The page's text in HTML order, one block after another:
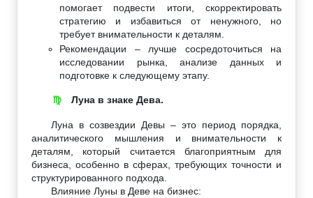
помогает подвести итоги, скорректировать
стратегию и избавиться от ненужного, но
требует внимательности к деталям.
Рекомендации – лучше сосредоточиться на
исследовании рынка, анализе данных и
подготовке к следующему этапу.
♍ Луна в знаке Дева.
Луна в созвездии Девы – это период порядка,
аналитического мышления и внимательности к
деталям, который считается благоприятным для
бизнеса, особенно в сферах, требующих точности и
структурированного подхода.
Влияние Луны в Деве на бизнес: